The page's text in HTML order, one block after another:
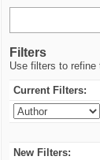
Filters
Use filters to refine
Current Filters:
New Filters: